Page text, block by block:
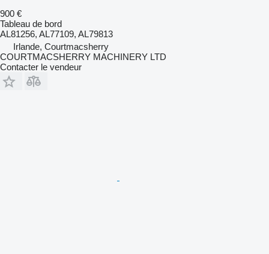
900 €
Tableau de bord
AL81256, AL77109, AL79813
Irlande, Courtmacsherry
COURTMACSHERRY MACHINERY LTD
Contacter le vendeur